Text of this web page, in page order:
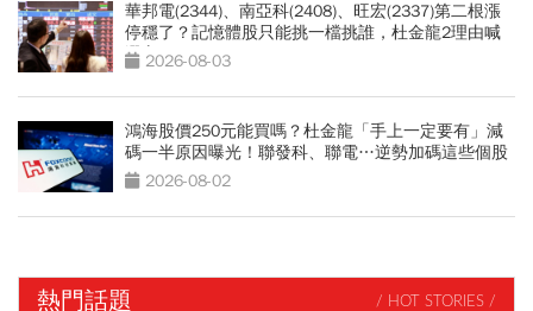
華邦電(2344)、南亞科(2408)、旺宏(2337)第二根漲
停穩了？記憶體股只能挑一檔挑誰，杜金龍2理由喊
選它2026-08-03
鴻海股價250元能買嗎？杜金龍「手上一定要有」減
碼一半原因曝光！聯發科、聯電…逆勢加碼這些個股
2026-08-02
熱門話題 / HOT STORIES /